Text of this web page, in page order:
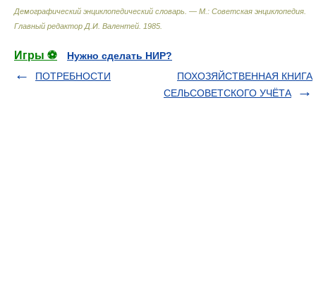
Демографический энциклопедический словарь. — М.: Советская энциклопедия
Главный редактор Д.И. Валентей 1985
Игры ⚽
Нужно сделать НИР?
ПОТРЕБНОСТИ
ПОХОЗЯЙСТВЕННАЯ КНИГА
СЕЛЬСОВЕТСКОГО УЧЁТА